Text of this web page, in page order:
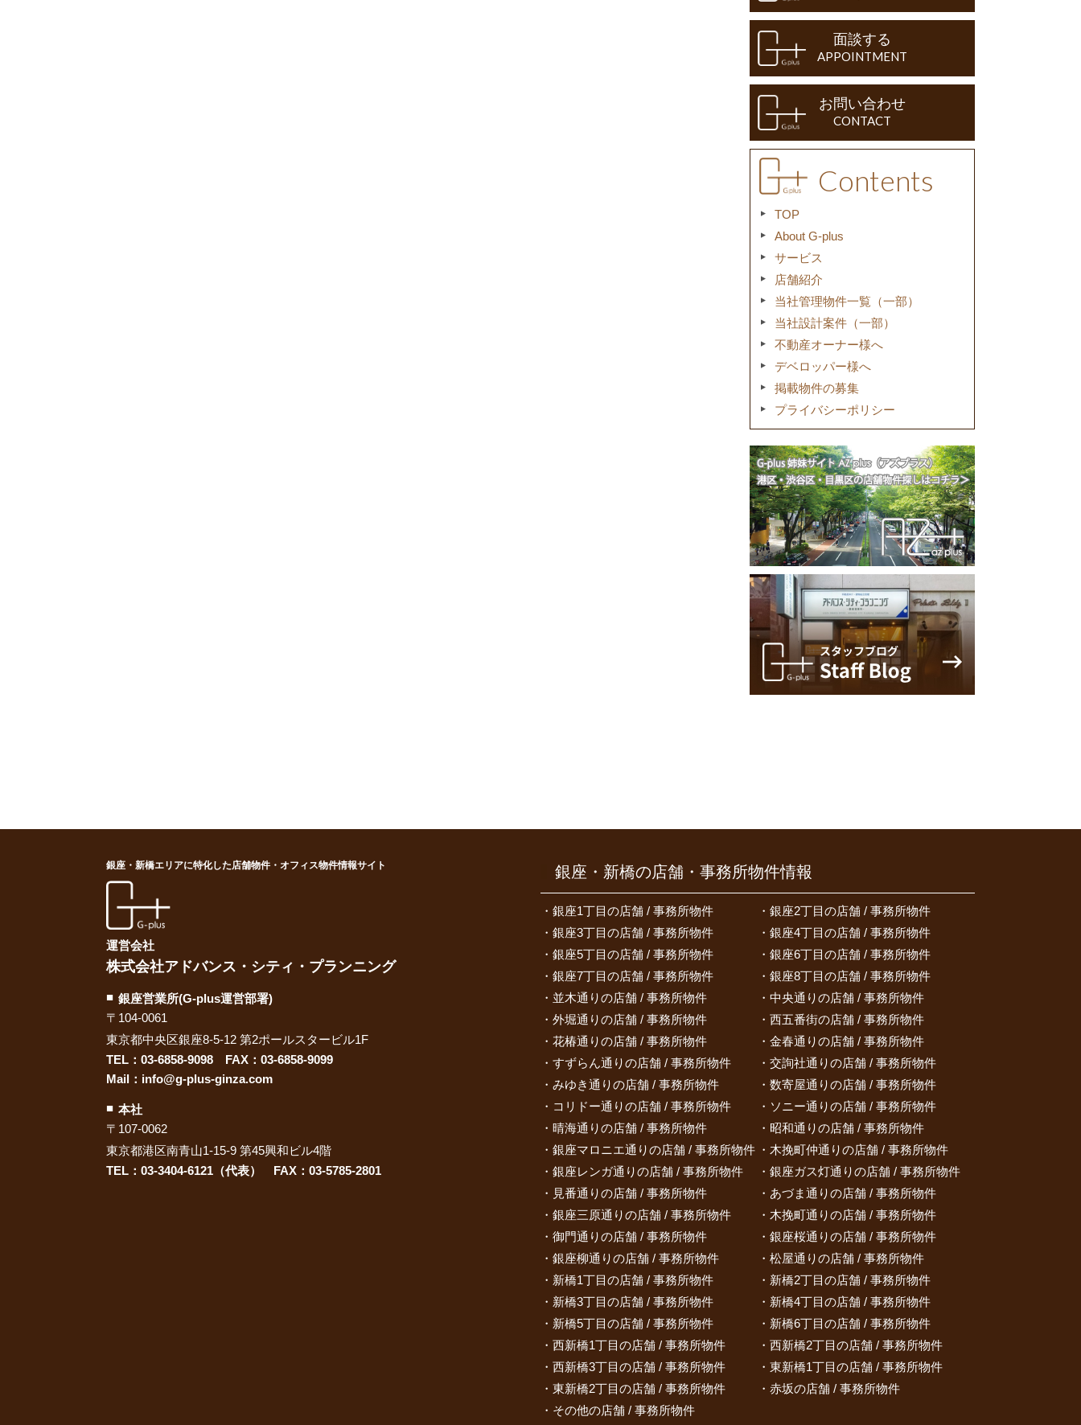
面談する
APPOINTMENT
お問い合わせ
CONTACT
Contents
TOP
About G-plus
サービス
店舗紹介
当社管理物件一覧（一部）
当社設計案件（一部）
不動産オーナー様へ
デベロッパー様へ
掲載物件の募集
プライバシーポリシー
銀座・新橋の店舗・事務所物件情報
銀座1丁目の店舗 / 事務所物件
銀座2丁目の店舗 / 事務所物件
銀座3丁目の店舗 / 事務所物件
銀座4丁目の店舗 / 事務所物件
銀座5丁目の店舗 / 事務所物件
銀座6丁目の店舗 / 事務所物件
銀座7丁目の店舗 / 事務所物件
銀座8丁目の店舗 / 事務所物件
並木通りの店舗 / 事務所物件
中央通りの店舗 / 事務所物件
外堀通りの店舗 / 事務所物件
西五番街の店舗 / 事務所物件
花椿通りの店舗 / 事務所物件
金春通りの店舗 / 事務所物件
すずらん通りの店舗 / 事務所物件
交詢社通りの店舗 / 事務所物件
みゆき通りの店舗 / 事務所物件
数寄屋通りの店舗 / 事務所物件
コリドー通りの店舗 / 事務所物件
ソニー通りの店舗 / 事務所物件
晴海通りの店舗 / 事務所物件
昭和通りの店舗 / 事務所物件
銀座マロニエ通りの店舗 / 事務所物件
木挽町仲通りの店舗 / 事務所物件
銀座レンガ通りの店舗 / 事務所物件
銀座ガス灯通りの店舗 / 事務所物件
見番通りの店舗 / 事務所物件
あづま通りの店舗 / 事務所物件
銀座三原通りの店舗 / 事務所物件
木挽町通りの店舗 / 事務所物件
御門通りの店舗 / 事務所物件
銀座桜通りの店舗 / 事務所物件
銀座柳通りの店舗 / 事務所物件
松屋通りの店舗 / 事務所物件
新橋1丁目の店舗 / 事務所物件
新橋2丁目の店舗 / 事務所物件
新橋3丁目の店舗 / 事務所物件
新橋4丁目の店舗 / 事務所物件
新橋5丁目の店舗 / 事務所物件
新橋6丁目の店舗 / 事務所物件
西新橋1丁目の店舗 / 事務所物件
西新橋2丁目の店舗 / 事務所物件
西新橋3丁目の店舗 / 事務所物件
東新橋1丁目の店舗 / 事務所物件
東新橋2丁目の店舗 / 事務所物件
赤坂の店舗 / 事務所物件
その他の店舗 / 事務所物件
銀座・新橋エリアに特化した店舗物件・オフィス物件情報サイト
運営会社
株式会社アドバンス・シティ・プランニング
銀座営業所(G-plus運営部署)
〒104-0061
東京都中央区銀座8-5-12 第2ポールスタービル1F
TEL： 03-6858-9098 FAX：03-6858-9099
Mail： info@g-plus-ginza.com
本社
〒107-0062
東京都港区南青山1-15-9 第45興和ビル4階
TEL：03-3404-6121（代表） FAX：03-5785-2801